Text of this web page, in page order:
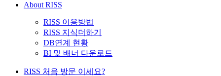
About RISS
RISS 이용방법
RISS 지식더하기
DB연계 현황
BI 및 배너 다운로드
RISS 처음 방문 이세요?